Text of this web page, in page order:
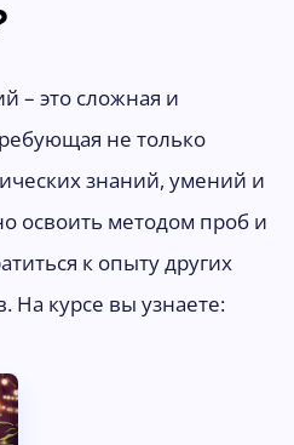
– это сложная и
не только
знаний, умений и
освоить методом проб и
к опыту других
На курсе вы узнаете: